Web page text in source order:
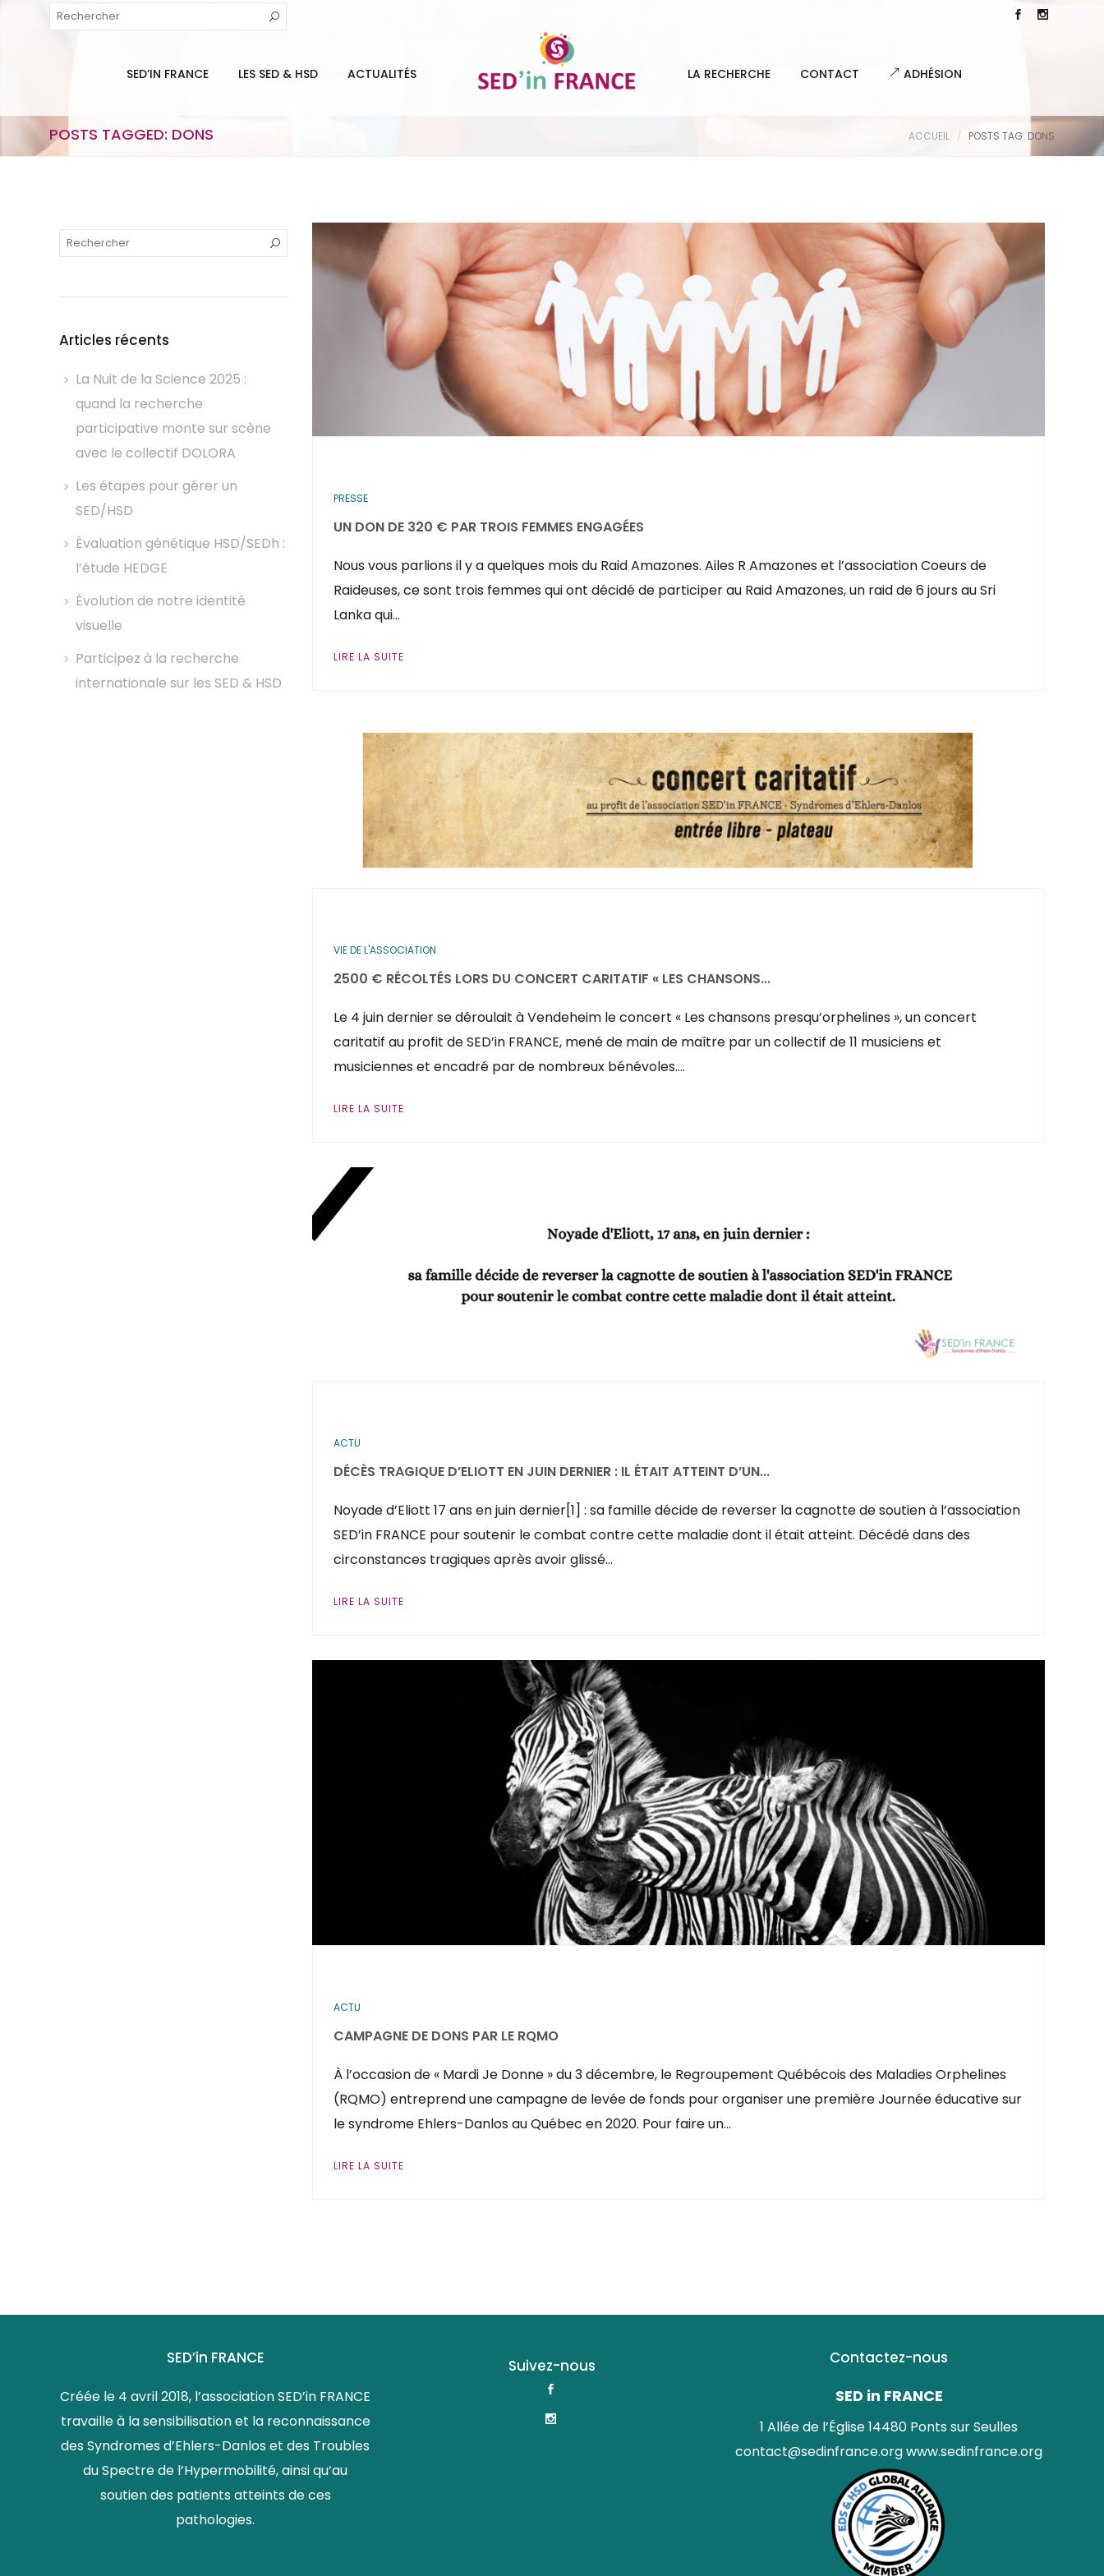
SED’IN FRANCE LES SED & HSD ACTUALITÉS LA RECHERCHE CONTACT ADHÉSION
POSTS TAGGED: DONS ACCUEIL POSTS TAG: DONS
PRESSE
UN DON DE 320 € PAR TROIS FEMMES ENGAGÉES
Nous vous parlions il y a quelques mois du Raid Amazones. Ailes R Amazones et l’association Coeurs de
Raideuses, ce sont trois femmes qui ont décidé de participer au Raid Amazones, un raid de 6 jours au Sri
Lanka qui…
LIRE LA SUITE
VIE DE L'ASSOCIATION
2500 € RÉCOLTÉS LORS DU CONCERT CARITATIF « LES CHANSONS...
Le 4 juin dernier se déroulait à Vendeheim le concert « Les chansons presqu’orphelines », un concert
caritatif au profit de SED’in FRANCE, mené de main de maître par un collectif de 11 musiciens et
musiciennes et encadré par de nombreux bénévoles….
LIRE LA SUITE
ACTU
DÉCÈS TRAGIQUE D’ELIOTT EN JUIN DERNIER : IL ÉTAIT ATTEINT D’UN...
Noyade d’Eliott 17 ans en juin dernier[1] : sa famille décide de reverser la cagnotte de soutien à l’association
SED’in FRANCE pour soutenir le combat contre cette maladie dont il était atteint. Décédé dans des
circonstances tragiques après avoir glissé…
LIRE LA SUITE
ACTU
CAMPAGNE DE DONS PAR LE RQMO
À l’occasion de « Mardi Je Donne » du 3 décembre, le Regroupement Québécois des Maladies Orphelines
(RQMO) entreprend une campagne de levée de fonds pour organiser une première Journée éducative sur
le syndrome Ehlers-Danlos au Québec en 2020. Pour faire un…
LIRE LA SUITE
Articles récents
La Nuit de la Science 2025 :
quand la recherche
participative monte sur scène
avec le collectif DOLORA
Les étapes pour gérer un
SED/HSD
Évaluation génétique HSD/SEDh :
l’étude HEDGE
Évolution de notre identité
visuelle
Participez à la recherche
internationale sur les SED & HSD
SED’in FRANCE
Créée le 4 avril 2018, l’association SED’in FRANCE
travaille à la sensibilisation et la reconnaissance
des Syndromes d’Ehlers-Danlos et des Troubles
du Spectre de l’Hypermobilité, ainsi qu’au
soutien des patients atteints de ces
pathologies.
Suivez-nous Contactez-nous
SED in FRANCE
1 Allée de l’Église 14480 Ponts sur Seulles
contact@sedinfrance.orgwww.sedinfrance.org